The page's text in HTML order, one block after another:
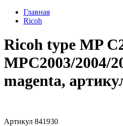
Главная
Ricoh
Ricoh type MP
MPC2003/2004/
magenta,
Артикул 841930